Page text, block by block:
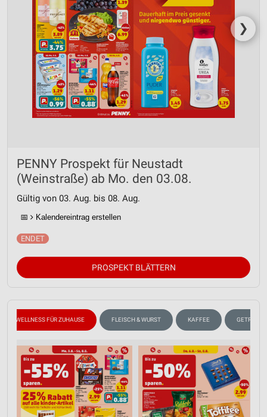
❯
PENNY Prospekt für Neustadt
(Weinstraße) ab Mo. den 03.08.
Gültig von 03. Aug. bis 08. Aug.
📅 Kalendereintrag erstellen
PROSPEKT BLÄTTERN
WELLNESS FÜR ZUHAUSE FLEISCH & WURST KAFFEE GETRÄNKE